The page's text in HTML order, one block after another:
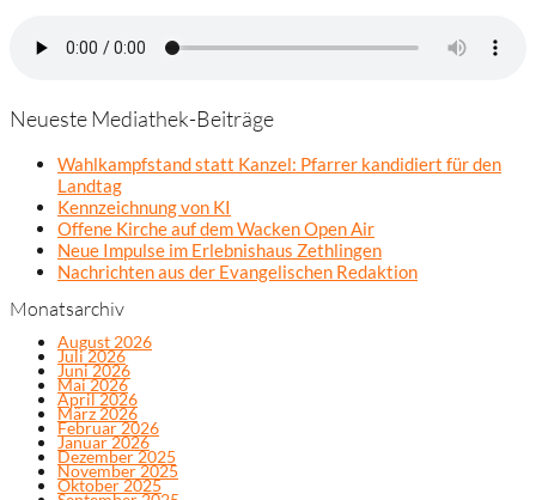
Neueste Mediathek-Beiträge
Wahlkampfstand statt Kanzel: Pfarrer kandidiert für den
Landtag
Kennzeichnung von KI
Offene Kirche auf dem Wacken Open Air
Neue Impulse im Erlebnishaus Zethlingen
Nachrichten aus der Evangelischen Redaktion
Monatsarchiv
August 2026
Juli 2026
Juni 2026
Mai 2026
April 2026
März 2026
Februar 2026
Januar 2026
Dezember 2025
November 2025
Oktober 2025